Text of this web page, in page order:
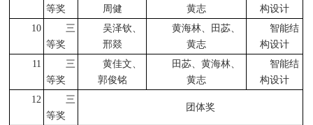
等奖
周健
黄志
构设计
10
三
等奖
吴泽钦、
邢燚
黄海林、田苾、
黄志
智能结
构设计
11
三
等奖
黄佳文、
郭俊铭
田苾、黄海林、
黄志
智能结
构设计
12
三
等奖
团体奖